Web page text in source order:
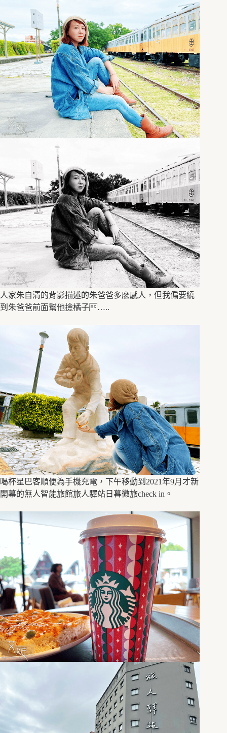
人家朱自清的背影描述的朱爸爸多麽感人，但我偏要繞
到朱爸爸前面幫他撿橘子…..
喝杯星巴客順便為手機充電，下午移動到2021年9月才新
開幕的無人智能旅館旅人驛站日暮微旅check in。